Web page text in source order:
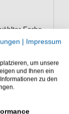
Farbe
Barsche.
Flüssen.
| Impressum
um unsere
und Ihnen ein
zu den